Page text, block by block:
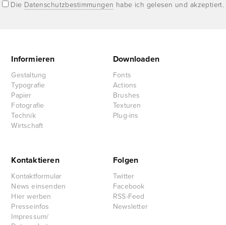
Die Datenschutzbestimmungen habe ich gelesen und akzeptiert.
Informieren
Gestaltung
Typografie
Papier
Fotografie
Technik
Wirtschaft
Downloaden
Fonts
Actions
Brushes
Texturen
Plug-ins
Kontaktieren
Kontaktformular
News einsenden
Hier werben
Presseinfos
Impressum/
Folgen
Twitter
Facebook
RSS-Feed
Newsletter